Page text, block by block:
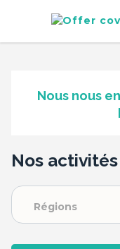
Nous nous
Nos activités
Régions